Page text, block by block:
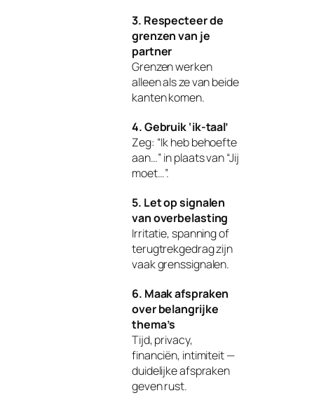
3. Respecteer de
grenzen van je
partner
Grenzen werken
alleen als ze van beide
kanten komen.
4. Gebruik ‘ik‑taal’
Zeg: “Ik heb behoefte
aan…” in plaats van “Jij
moet…”.
5. Let op signalen
van overbelasting
Irritatie, spanning of
terugtrekgedrag zijn
vaak grenssignalen.
6. Maak afspraken
over belangrijke
thema’s
Tijd, privacy,
financiën, intimiteit —
duidelijke afspraken
geven rust.